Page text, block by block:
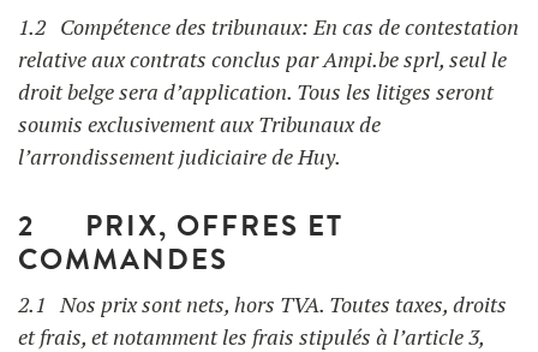
Gaufriers
Ingrédients
Accessoires
UTILISATION
RECETTES
FORMATIONS
FAQ
1.2 Compétence des tribunaux: En cas de contestation
relative aux contrats conclus par Ampi.be sprl, seul le
droit belge sera d’application. Tous les litiges seront
soumis exclusivement aux Tribunaux de
l’arrondissement judiciaire de Huy.
2 PRIX, OFFRES ET
COMMANDES
2.1 Nos prix sont nets, hors TVA. Toutes taxes, droits
et frais, et notamment les frais stipulés à l’article 3,